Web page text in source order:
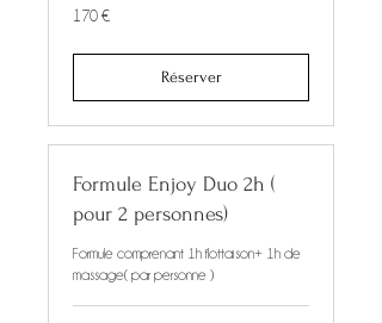
170
euros
170 €
Réserver
Formule Enjoy Duo 2h (
pour 2 personnes)
Formule comprenant 1h flottaison+ 1h de
massage( par personne )